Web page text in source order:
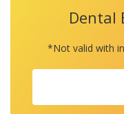
Dental
*Not valid with